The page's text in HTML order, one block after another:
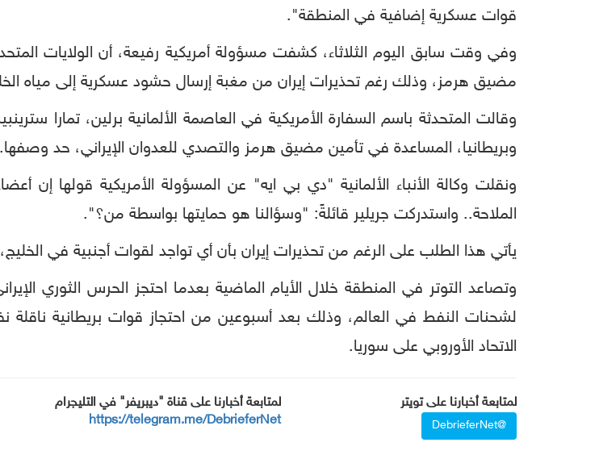
قوات عسكرية إضافية في المنطقة".
وفي وقت سابق اليوم الثلاثاء، كشفت مسؤولة أمريكية رفيعة، أن الولايات
مضيق هرمز، وذلك رغم تحذيرات إيران من مغبة إرسال حشود عسكرية إلى مياه
وقالت المتحدثة باسم السفارة الأمريكية في العاصمة الألمانية برلين، تمارا
وبريطانيا، المساعدة في تأمين مضيق هرمز والتصدي للعدوان الإيراني، حد وصفها.
ونقلت وكالة الأنباء الألمانية "دي بي ايه" عن المسؤولة الأمريكية قولها إن
الملاحة.. واستدركت جريلير قائلةً: "وسؤالنا هو حمايتها بواسطة من؟".
يأتي هذا الطلب على الرغم من تحذيرات إيران بأن أي تواجد لقوات أجنبية في
وتصاعد التوتر في المنطقة خلال الأيام الماضية بعدما احتجز الحرس الثوري
لشحنات النفط في العالم، وذلك بعد أسبوعين من احتجاز قوات بريطانية
الاتحاد الأوروبي على سوريا.
لمتابعة أخبارنا على تويتر
@DebrieferNet
لمتابعة أخبارنا على قناة "ديبريفر" في التليجرام
https://telegram.me/DebrieferNet